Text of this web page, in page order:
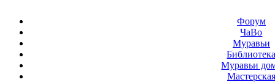
Форум
ЧаВо
Муравьи
Муравьи
Мастерская